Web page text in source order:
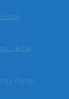
«Нам
были